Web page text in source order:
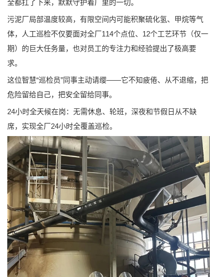
全都扛了下来，默默守护着厂里的一切。
污泥厂局部温度较高，有限空间内可能积聚硫化氢、甲烷等气
体，人工巡检不仅要面对全厂114个点位、12个工艺环节（仅一
期）的巨大任务量，也对员工的专注力和经验提出了极高要
求。
这位智慧“巡检员”同事主动请缨——它不知疲倦、从不退缩，把
危险留给自己，把安全留给同事。
24小时全天候在岗：无需休息、轮班，深夜和节假日从不缺
席，实现全厂24小时全覆盖巡检。